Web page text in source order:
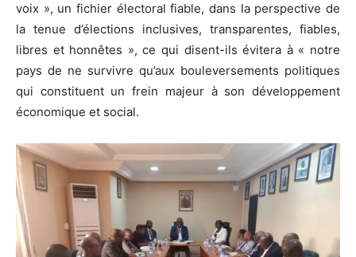
voix », un fichier électoral fiable, dans la perspective de
la tenue d’élections inclusives, transparentes, fiables,
libres et honnêtes », ce qui disent-ils évitera à « notre
pays de ne survivre qu’aux bouleversements politiques
qui constituent un frein majeur à son développement
économique et social.